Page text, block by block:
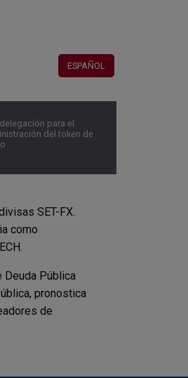
ESPAÑOL
para el
del token de
SET-FX.
como
Deuda Pública
pronostica
de